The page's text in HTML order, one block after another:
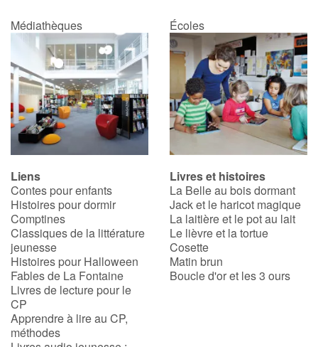
Médiathèques Écoles
Liens
Contes pour enfants
Histoires pour dormir
Comptines
Classiques de la littérature
jeunesse
Histoires pour Halloween
Fables de La Fontaine
Livres de lecture pour le
CP
Apprendre à lire au CP,
méthodes
Livres et histoires
La Belle au bois dormant
Jack et le haricot magique
La laitière et le pot au lait
Le lièvre et la tortue
Cosette
Matin brun
Boucle d'or et les 3 ours